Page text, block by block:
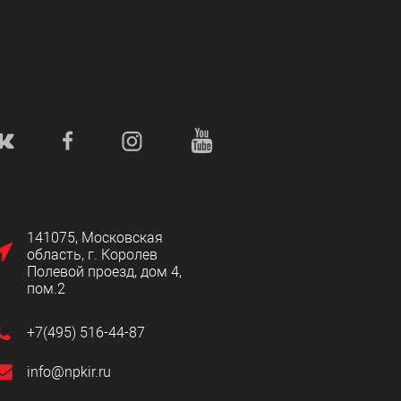
141075, Московская
область, г. Королев
Полевой проезд, дом 4,
пом.2
+7(495) 516-44-87
info@npkir.ru